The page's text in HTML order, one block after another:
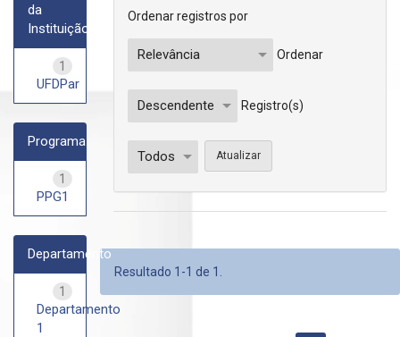
Ordenar registros por
Ordenar
Registro(s)
Resultado 1-1 de 1.
da
Instituição
1
UFDPar
Programa
1
PPG1
Departamento
1
Departamento
1